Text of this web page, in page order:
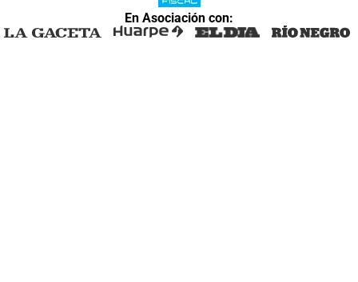
En Asociación con: